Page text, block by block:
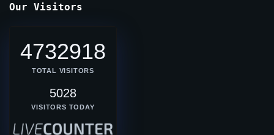
Our Visitors
4732918
TOTAL VISITORS
5028
VISITORS TODAY